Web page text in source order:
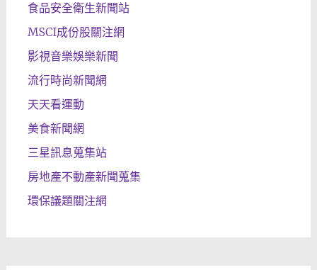
食品安全衛生新聞站
MSCI成份股關注網
影視音樂娛樂新聞
流行時尚新聞網
天天看運動
美食新聞網
三星訊息蒐集站
房地產不動產新聞蒐集
環保議題關注網